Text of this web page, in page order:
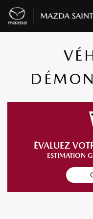
ÉVALUEZ
ESTIMATION